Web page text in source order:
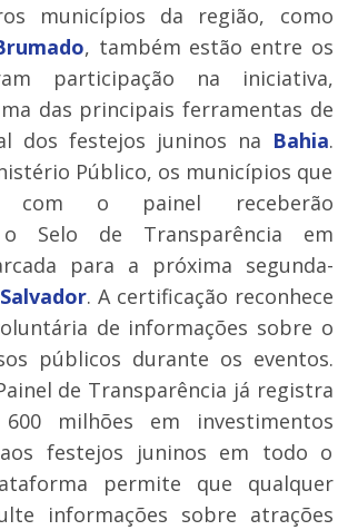
municípios da região, como
, também estão entre os
participação na iniciativa,
das principais ferramentas de
dos festejos juninos na Bahia.
Público, os municípios que
com o painel receberão
o Selo de Transparência em
para a próxima segunda-
Salvador. A certificação reconhece
de informações sobre o
públicos durante os eventos.
de Transparência já registra
milhões em investimentos
aos festejos juninos em todo o
permite que qualquer
informações sobre atrações